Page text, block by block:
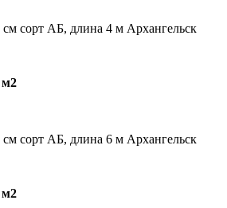
см сорт АБ, длина 4 м Архангельск
м2
см сорт АБ, длина 6 м Архангельск
м2